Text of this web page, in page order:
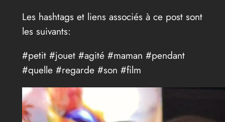
Les hashtags et liens associés à ce post sont
les suivants:
#petit #jouet #agité #maman #pendant
#quelle #regarde #son #film